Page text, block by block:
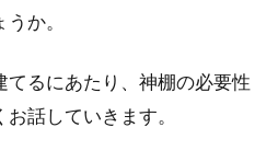
か。
てるにあたり、神棚の必要性
話していきます。